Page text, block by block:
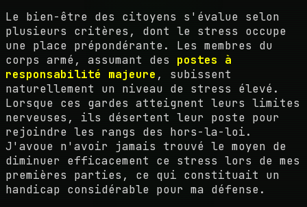
Le bien-être des citoyens s'évalue selon
plusieurs critères, dont le stress occupe
une place prépondérante. Les membres du
corps armé, assumant des postes à
responsabilité majeure , subissent
naturellement un niveau de stress élevé.
Lorsque ces gardes atteignent leurs limites
nerveuses, ils désertent leur poste pour
rejoindre les rangs des hors-la-loi.
J'avoue n'avoir jamais trouvé le moyen de
diminuer efficacement ce stress lors de mes
premières parties, ce qui constituait un
handicap considérable pour ma défense.